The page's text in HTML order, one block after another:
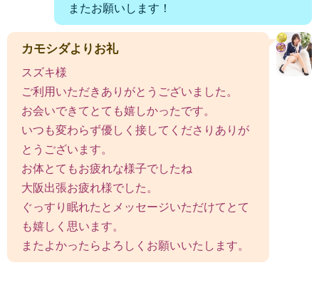
またお願いします！
カモシダよりお礼
スズキ様
ご利用いただきありがとうございました。
お会いできてとても嬉しかったです。
いつも変わらず優しく接してくださりありが
とうございます。
お体とてもお疲れな様子でしたね
大阪出張お疲れ様でした。
ぐっすり眠れたとメッセージいただけてとて
も嬉しく思います。
またよかったらよろしくお願いいたします。